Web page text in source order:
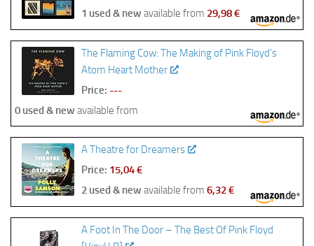
1 used & new available from 29,98 €
The Flaming Cow: The Making of Pink Floyd's
Atom Heart Mother
Price: ---
0 used & new available from
A Theatre for Dreamers
Price: 15,04 €
2 used & new available from 6,32 €
A Foot In The Door – The Best Of Pink Floyd